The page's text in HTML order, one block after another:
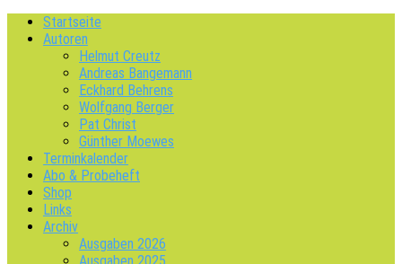
Startseite
Autoren
Helmut Creutz
Andreas Bangemann
Eckhard Behrens
Wolfgang Berger
Pat Christ
Günther Moewes
Terminkalender
Abo & Probeheft
Shop
Links
Archiv
Ausgaben 2026